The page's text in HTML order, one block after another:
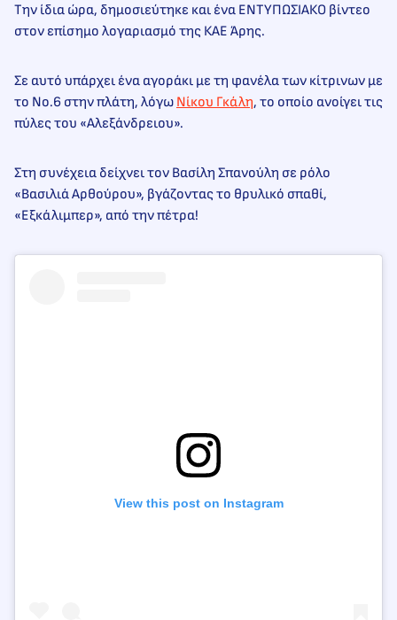
Την ίδια ώρα, δημοσιεύτηκε και ένα ΕΝΤΥΠΩΣΙΑΚΟ βίντεο
στον επίσημο λογαριασμό της ΚΑΕ Άρης.
Σε αυτό υπάρχει ένα αγοράκι με τη φανέλα των κίτρινων με
το Νο.6 στην πλάτη, λόγω Νίκου Γκάλη, το οποίο ανοίγει τις
πύλες του «Αλεξάνδρειου».
Στη συνέχεια δείχνει τον Βασίλη Σπανούλη σε ρόλο
«Βασιλιά Αρθούρου», βγάζοντας το θρυλικό σπαθί,
«Εξκάλιμπερ», από την πέτρα!
View this post on Instagram